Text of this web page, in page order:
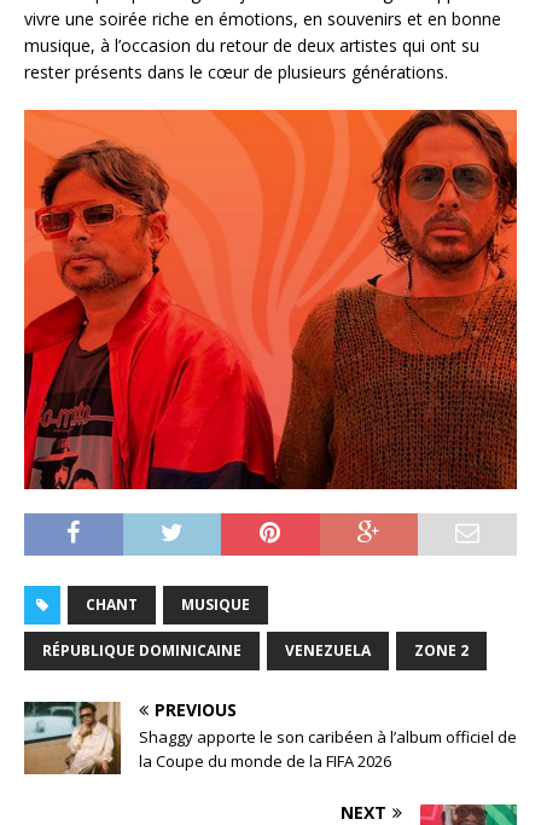
vivre une soirée riche en émotions, en souvenirs et en bonne
musique, à l’occasion du retour de deux artistes qui ont su
rester présents dans le cœur de plusieurs générations.
CHANT MUSIQUE
RÉPUBLIQUE DOMINICAINE VENEZUELA ZONE 2
PREVIOUS
Shaggy apporte le son caribéen à l’album officiel de
la Coupe du monde de la FIFA 2026
NEXT